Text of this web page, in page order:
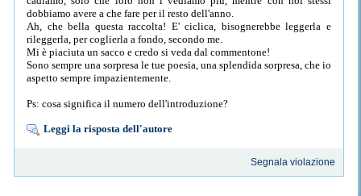
dobbiamo avere a che fare per il resto dell'anno.
Ah, che bella questa raccolta! E' ciclica, bisognerebbe leggerla e
rileggerla, per coglierla a fondo, secondo me.
Mi è piaciuta un sacco e credo si veda dal commentone!
Sono sempre una sorpresa le tue poesia, una splendida sorpresa, che io
aspetto sempre impazientemente.
Ps: cosa significa il numero dell'introduzione?
Leggi la risposta dell'autore
Segnala violazione